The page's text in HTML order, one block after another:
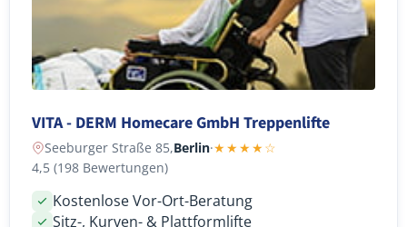
VITA - DERM Homecare GmbH Treppenlifte
Seeburger Straße 85,Berlin·★★★★☆
4,5 (198 Bewertungen)
Kostenlose Vor-Ort-Beratung
Sitz-, Kurven- & Plattformlifte